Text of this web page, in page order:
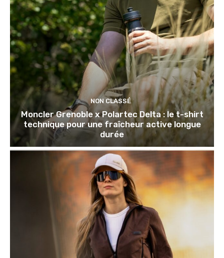
NON CLASSÉ
Moncler Grenoble x Polartec Delta : le t-shirt
technique pour une fraîcheur active longue
durée